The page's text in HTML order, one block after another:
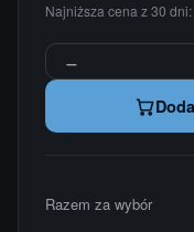
Najniższa cena z 30 dni:
−
Razem za wybór